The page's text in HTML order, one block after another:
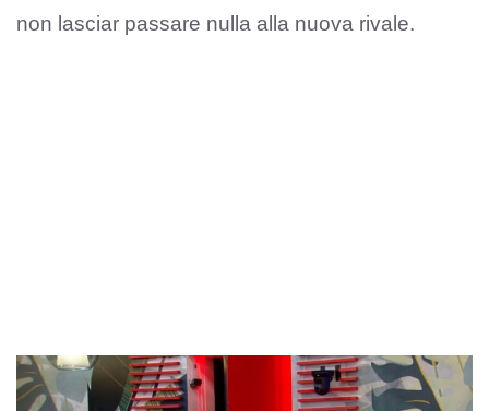
non lasciar passare nulla alla nuova rivale.